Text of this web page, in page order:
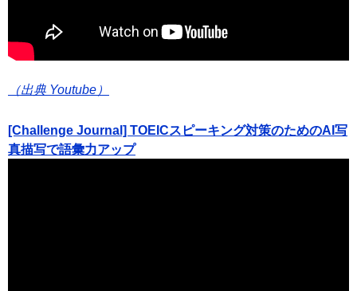
（出典 Youtube）
[Challenge Journal] TOEICスピーキング対策のためのAI写
真描写で語彙力アップ